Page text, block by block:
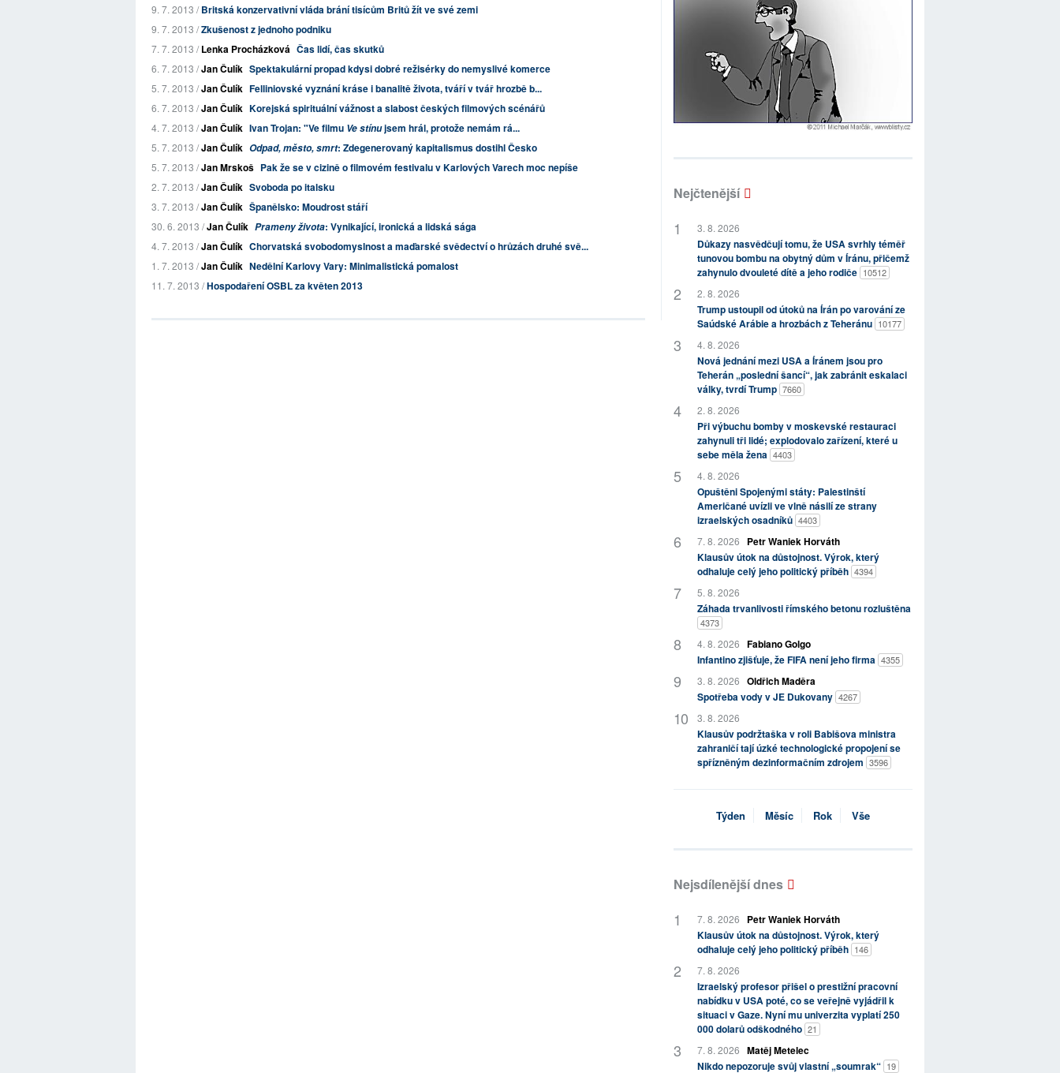
9. 7. 2013 /Britská konzervativní vláda brání tisícům Britů žít ve své zemi
9. 7. 2013 /Zkušenost z jednoho podniku
7. 7. 2013 /Lenka Procházková Čas lidí, čas skutků
6. 7. 2013 /Jan Čulík Spektakulární propad kdysi dobré režisérky do nemyslivé komerce
5. 7. 2013 /Jan Čulík Felliniovské vyznání kráse i banalitě života, tváří v tvář hrozbě b...
6. 7. 2013 /Jan Čulík Korejská spirituální vážnost a slabost českých filmových scénářů
4. 7. 2013 /Jan Čulík Ivan Trojan: "Ve filmu Ve stínujsem hrál, protože nemám rá...
5. 7. 2013 /Jan Čulík Odpad, město, smrt: Zdegenerovaný kapitalismus dostihl Česko
5. 7. 2013 /Jan Mrskoš Pak že se v cizině o filmovém festivalu v Karlových Varech moc nepíše
2. 7. 2013 /Jan Čulík Svoboda po italsku
3. 7. 2013 /Jan Čulík Španělsko: Moudrost stáří
30. 6. 2013 /Jan Čulík Prameny života: Vynikající, ironická a lidská sága
4. 7. 2013 /Jan Čulík Chorvatská svobodomyslnost a maďarské svědectví o hrůzách druhé svě...
1. 7. 2013 /Jan Čulík Nedělní Karlovy Vary: Minimalistická pomalost
11. 7. 2013 /Hospodaření OSBL za květen 2013
Nejčtenější
3. 8. 2026
Důkazy nasvědčují tomu, že USA svrhly téměř
tunovou bombu na obytný dům v Íránu, přičemž
zahynulo dvouleté dítě a jeho rodiče 10512
2. 8. 2026
Trump ustoupil od útoků na Írán po varování ze
Saúdské Arábie a hrozbách z Teheránu 10177
4. 8. 2026
Nová jednání mezi USA a Íránem jsou pro
Teherán „poslední šancí“, jak zabránit eskalaci
války, tvrdí Trump 7660
2. 8. 2026
Při výbuchu bomby v moskevské restauraci
zahynuli tři lidé; explodovalo zařízení, které u
sebe měla žena 4403
4. 8. 2026
Opuštěni Spojenými státy: Palestinští
Američané uvízli ve vlně násilí ze strany
izraelských osadníků 4403
7. 8. 2026
Petr Waniek Horváth
Klausův útok na důstojnost. Výrok, který
odhaluje celý jeho politický příběh 4394
5. 8. 2026
Záhada trvanlivosti římského betonu rozluštěna
4373
4. 8. 2026 Fabiano Golgo
Infantino zjišťuje, že FIFA není jeho firma 4355
3. 8. 2026 Oldřich Maděra
Spotřeba vody v JE Dukovany 4267
3. 8. 2026
Klausův podržtaška v roli Babišova ministra
zahraničí tají úzké technologické propojení se
spřízněným dezinformačním zdrojem 3596
Týden Měsíc Rok Vše
Nejsdílenější dnes
7. 8. 2026
Petr Waniek Horváth
Klausův útok na důstojnost. Výrok, který
odhaluje celý jeho politický příběh 146
7. 8. 2026
Izraelský profesor přišel o prestižní pracovní
nabídku v USA poté, co se veřejně vyjádřil k
situaci v Gaze. Nyní mu univerzita vyplatí 250
000 dolarů odškodného 21
7. 8. 2026 Matěj Metelec
Nikdo nepozoruje svůj vlastní „soumrak“ 19